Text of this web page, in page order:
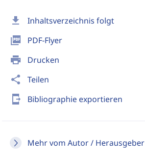
download Inhaltsverzeichnis folgt
picture_as_pdf PDF-Flyer
print Drucken
share Teilen
send_to_mobile Bibliographie exportieren
Mehr vom Autor / Herausgeber